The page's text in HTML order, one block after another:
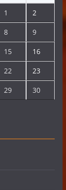
1 2
8 9
15 16
22 23
29 30